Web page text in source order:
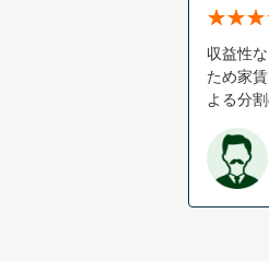
収益性
ため家
よる分